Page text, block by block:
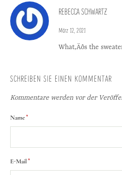
REBECCA SCHWARTZ
März 12, 2021
What‚Äôs the
SCHREIBEN SIE EINEN KOMMENTAR
Kommentare werden vor der
Name*
E-Mail*